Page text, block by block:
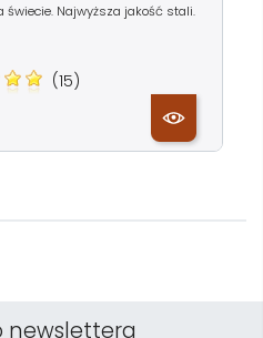
Najwyższa jakość stali.
(15)
newslettera